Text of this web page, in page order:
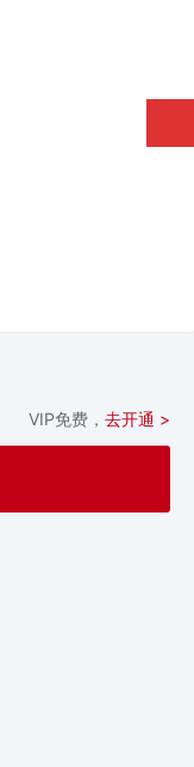
VIP免费， 去开通 >